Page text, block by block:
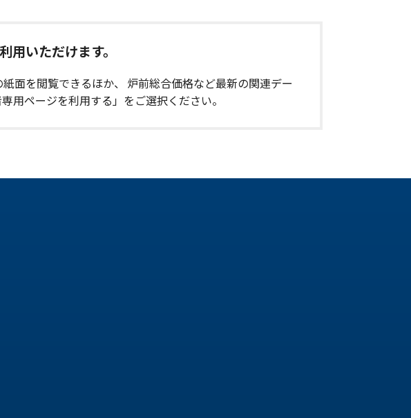
用いただけます。
面を閲覧できるほか、 炉前総合価格など最新の関連デー
用ページを利用する」をご選択ください。